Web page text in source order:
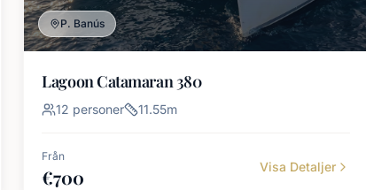
P. Banús
Lagoon Catamaran 380
12 personer 11.55m
Från
€700 Visa Detaljer